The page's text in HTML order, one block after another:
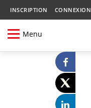
INSCRIPTION CONNEXION
Menu